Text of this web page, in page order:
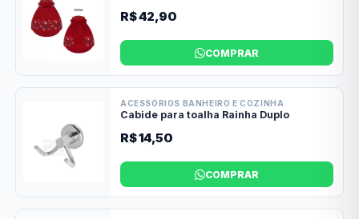
R$ 42,90
COMPRAR
ACESSÓRIOS BANHEIRO E COZINHA
Cabide para toalha Rainha Duplo
R$ 14,50
COMPRAR